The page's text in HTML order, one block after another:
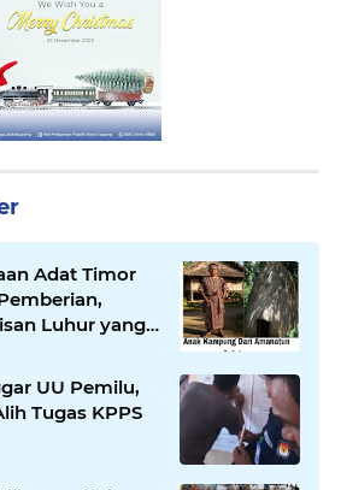
Adat Timor
Luhur yang
UU Pemilu,
Diduga Ambil Alih Tugas KPPS